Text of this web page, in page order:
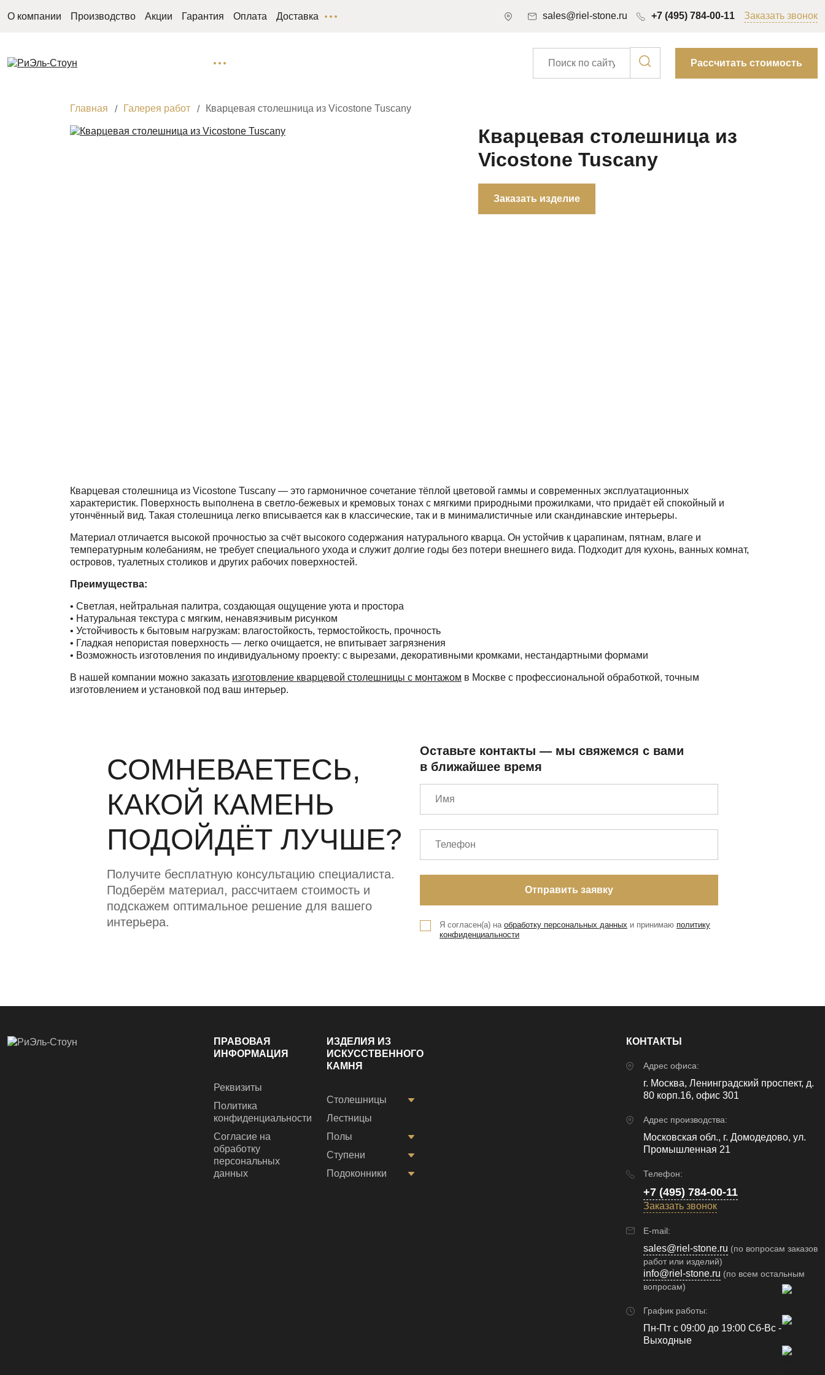
О компании Производство Акции Гарантия Оплата Доставка sales@riel-stone.ru +7 (495) 784-00-11 Заказать звонок
Рассчитать стоимость
Главная Галерея работ Кварцевая столешница из Vicostone Tuscany
Кварцевая столешница из
Vicostone Tuscany
Заказать изделие
Кварцевая столешница из Vicostone Tuscany — это гармоничное сочетание тёплой цветовой гаммы и современных эксплуатационных
характеристик. Поверхность выполнена в светло-бежевых и кремовых тонах с мягкими природными прожилками, что придаёт ей спокойный и
утончённый вид. Такая столешница легко вписывается как в классические, так и в минималистичные или скандинавские интерьеры.
Материал отличается высокой прочностью за счёт высокого содержания натурального кварца. Он устойчив к царапинам, пятнам, влаге и
температурным колебаниям, не требует специального ухода и служит долгие годы без потери внешнего вида. Подходит для кухонь, ванных комнат,
островов, туалетных столиков и других рабочих поверхностей.
Преимущества:
• Светлая, нейтральная палитра, создающая ощущение уюта и простора
• Натуральная текстура с мягким, ненавязчивым рисунком
• Устойчивость к бытовым нагрузкам: влагостойкость, термостойкость, прочность
• Гладкая непористая поверхность — легко очищается, не впитывает загрязнения
• Возможность изготовления по индивидуальному проекту: с вырезами, декоративными кромками, нестандартными формами
В нашей компании можно заказать изготовление кварцевой столешницы с монтажом в Москве с профессиональной обработкой, точным
изготовлением и установкой под ваш интерьер.
СОМНЕВАЕТЕСЬ,
КАКОЙ КАМЕНЬ
ПОДОЙДЁТ ЛУЧШЕ?
Получите бесплатную консультацию специалиста.
Подберём материал, рассчитаем стоимость и
подскажем оптимальное решение для вашего
интерьера.
Оставьте контакты — мы свяжемся с вами
в ближайшее время
Я согласен(а) на обработку персональных данных и принимаю политику
конфиденциальности
ПРАВОВАЯ
ИНФОРМАЦИЯ
Реквизиты
Политика
конфиденциальности
Согласие на
обработку
персональных
данных
ИЗДЕЛИЯ ИЗ
ИСКУССТВЕННОГО
КАМНЯ
Столешницы
Лестницы
Полы
Ступени
Подоконники
КОНТАКТЫ
Адрес офиса:
г. Москва, Ленинградский проспект, д.
80 корп.16, офис 301
Адрес производства:
Московская обл., г. Домодедово, ул.
Промышленная 21
Телефон:
+7 (495) 784-00-11
Заказать звонок
E-mail:
sales@riel-stone.ru (по вопросам заказов
работ или изделий)
info@riel-stone.ru (по всем остальным
вопросам)
График работы:
Пн-Пт с 09:00 до 19:00 Сб-Вс -
Выходные